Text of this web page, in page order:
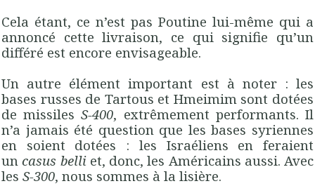
Cela étant, ce n’est pas Poutine lui-même qui a
annoncé cette livraison, ce qui signifie qu’un
différé est encore envisageable.
Un autre élément important est à noter : les
bases russes de Tartous et Hmeimim sont dotées
de missilesS-400, extrêmement performants. Il
n’a jamais été question que les bases syriennes
en soient dotées : les Israéliens en feraient
uncasus belliet, donc, les Américains aussi. Avec
les S-300, nous sommes à la lisière.